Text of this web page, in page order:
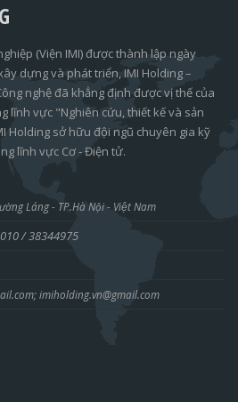
(Viện IMI) được thành lập ngày
dựng và phát triển, IMI Holding –
nghệ đã khẳng định được vị thế của
lĩnh vực "Nghiên cứu, thiết kế và sản
Holding sở hữu đội ngũ chuyên gia kỹ
lĩnh vực Cơ - Điện tử.
Láng - TP.Hà Nội- Việt Nam
/ 38344975
imiholding.vn@gmail.com